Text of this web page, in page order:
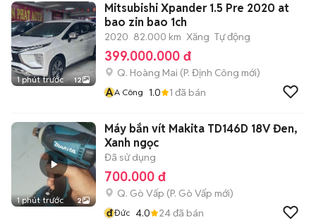
1 phút trước 12
Mitsubishi Xpander 1.5 Pre 2020 at
bao zin bao 1ch
2020 82.000 km Xăng Tự động
399.000.000 đ
Q. Hoàng Mai (P. Định Công mới)
AA Công 1.0 1 đã bán
1 phút trước 2
Máy bắn vít Makita TD146D 18V Đen,
Xanh ngọc
Đã sử dụng
700.000 đ
Q. Gò Vấp (P. Gò Vấp mới)
đĐức 4.0 24đã bán